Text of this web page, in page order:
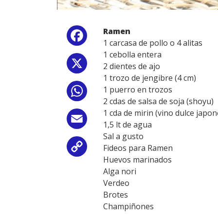
Facebook
WhatsApp
Email
Copy
Link
Ramen
1 carcasa de pollo o 4 alitas
1 cebolla entera
2 dientes de ajo
1 trozo de jengibre (4 cm)
1 puerro en trozos
2 cdas de salsa de soja (shoyu)
1 cda de mirin (vino dulce
1,5 lt de agua
Sal a gusto
Fideos para Ramen
Huevos marinados
Alga nori
Verdeo
Brotes
Champiñones